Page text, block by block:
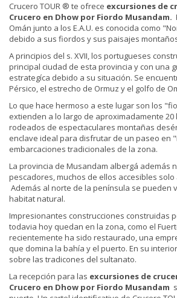
Crucero TOUR ® te ofrece excursiones de
Crucero en Dhow por Fiordo Musandam.
Omán junto a los E.A.U. es conocida como
debido a sus fiordos y sus paisajes
A principios del s. XVII, los portugueses
principal ciudad de esta provincia y con una
estrategíca debido a su situación. Se
Pérsico, el estrecho de Ormuz y el golfo de
Lo que hace hermoso a este lugar son los
extienden a lo largo de aproximadamente 20
rodeados de espectaculares montañas
enclave ideal para disfrutar de un paseo en
embarcaciones tradicionales de la zona.
La provincia de Musandam albergá además
pescadores, muchos de ellos accesibles solo
Además al norte de la península se pueden
habitat natural.
Impresionantes construcciones construidas
todavia hoy quedan en la zona, como el
recientemente ha sido restaurado, una
que domina la bahía y el puerto. En su
sobre las tradicones del sultanato.
La recepción para las excursiones de
Crucero en Dhow por Fiordo Musandam